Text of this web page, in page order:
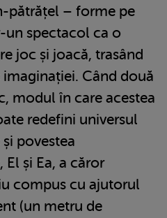
pătrățel – forme pe
un spectacol ca o
joc și joacă, trasând
Când două
modul în care acestea
redefini universul
povestea
și Ea, a căror
compus cu ajutorul
(un metru de